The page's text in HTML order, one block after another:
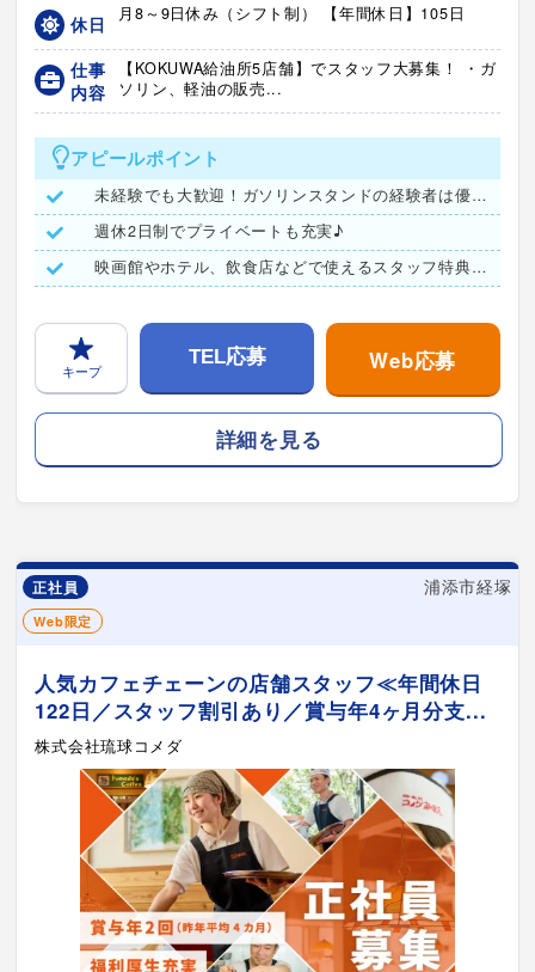
休日 月8～9日休み（シフト制） 【年間休日】105日
仕事
内容
【KOKUWA給油所5店舗】でスタッフ大募集！ ・ガ
ソリン、軽油の販売...
アピールポイント
未経験でも大歓迎！ガソリンスタンドの経験者は優遇します
週休2日制でプライベートも充実♪
映画館やホテル、飲食店などで使えるスタッフ特典満載☆
キープ
TEL応募 Web応募
詳細を見る
正社員 浦添市経塚
Web限定
人気カフェチェーンの店舗スタッフ≪年間休日
122日／スタッフ割引あり／賞与年4ヶ月分支...
株式会社琉球コメダ